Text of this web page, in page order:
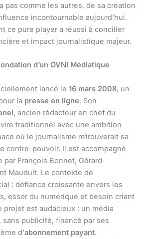
pas comme les autres, de sa création
incontournable aujourd’hui.
ce pure player a réussi à concilier
et impact journalistique majeur.
d’un OVNI Médiatique
lancé le 16 mars 2008, un
la presse en ligne. Son
, ancien rédacteur en chef du
traditionnel avec une ambition
où le journalisme retrouverait sa
contre-pouvoir. Il est accompagné
par François Bonnet, Gérard
Mauduit. Le contexte de
: défiance croissante envers les
essor du numérique et besoin criant
projet est audacieux : un média
publicité, financé par ses
d’abonnement payant.